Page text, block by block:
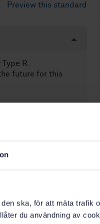
ska, för att mäta trafik
du användning av
Preview this standard
R.
future for this
obtained by a